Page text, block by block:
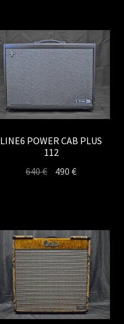
LINE6 POWER CAB PLUS
112
640€ Le
640 €.
490€Le
490 €.